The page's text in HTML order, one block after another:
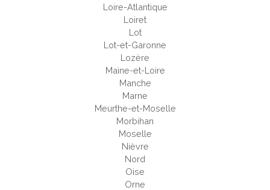
Loire-Atlantique
Loiret
Lot
Lot-et-Garonne
Lozère
Maine-et-Loire
Manche
Marne
Meurthe-et-Moselle
Morbihan
Moselle
Nièvre
Nord
Oise
Orne